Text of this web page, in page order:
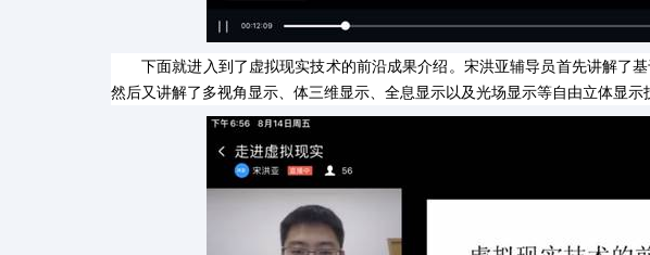
下面就进入到了虚拟现实技术的前沿成果介绍。宋洪亚辅导员首先讲解了
然后又讲解了多视角显示、体三维显示、全息显示以及光场显示等自由立体显示